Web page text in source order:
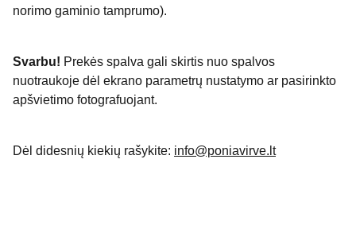
norimo gaminio tamprumo).
Svarbu! Prekės spalva gali skirtis nuo spalvos
nuotraukoje dėl ekrano parametrų nustatymo ar pasirinkto
apšvietimo fotografuojant.
Dėl didesnių kiekių rašykite: info@poniavirve.lt